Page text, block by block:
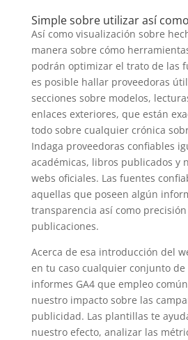
Simple sobre utilizar así­
Así­ como visualización sobre
manera sobre cómo
podrán optimizar el trato de las
es posible hallar proveedoras
secciones sobre modelos,
enlaces exteriores, que están
todo sobre cualquier crónica
Indaga proveedoras confiables
académicas, libros publicados y
webs oficiales. Las fuentes
aquellas que poseen algún
transparencia así­ como
publicaciones.
Acerca de esa introducción del
en tu caso cualquier conjunto
informes GA4 que empleo
nuestro impacto sobre las
publicidad. Las plantillas te
nuestro efecto, analizar las